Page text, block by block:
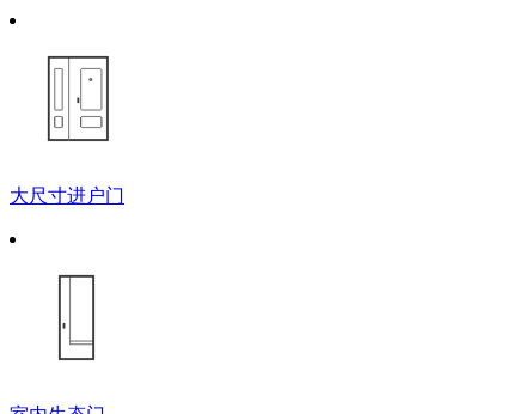
大尺寸进户门